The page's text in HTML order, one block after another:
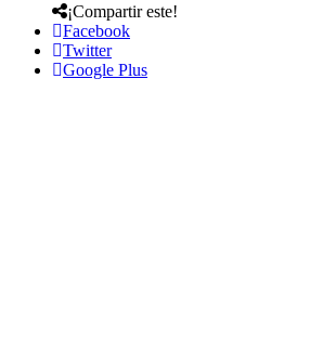
¡Compartir este!
Facebook
Twitter
Google Plus